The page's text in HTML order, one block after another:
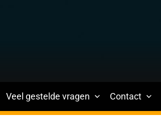
Veel gestelde vragen Contact